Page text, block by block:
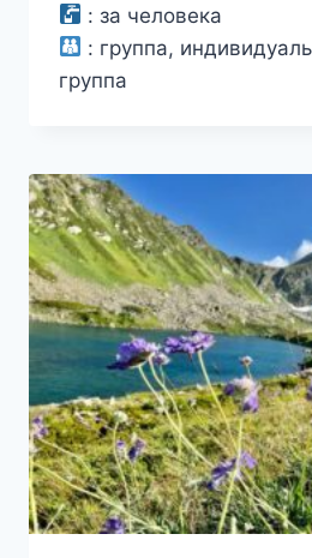
0
из
5
: за человека
: группа,
группа